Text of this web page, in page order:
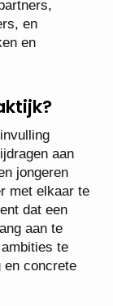
en
en
aan
jongeren
met elkaar te
dat een
aan te
te
en concrete